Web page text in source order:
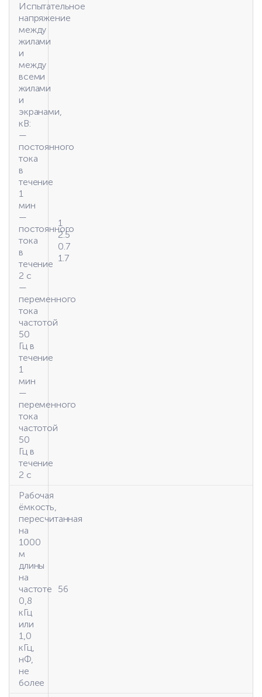
Испытательное
напряжение
между
жилами
и
между
всеми
жилами
и
экранами,
кВ:
—
постоянного
тока
в
течение
1
мин
—
постоянного
тока
в
течение
2 с
—
переменного
тока
частотой
50
Гц в
течение
1
мин
—
переменного
тока
частотой
50
Гц в
течение
2 с
1
2.5
0.7
1.7
Рабочая
ёмкость,
пересчитанная
на
1000
м
длины
на
частоте
0,8
кГц
или
1,0
кГц,
нФ,
не
более
56